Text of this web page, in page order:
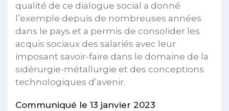
qualité de ce dialogue social a donné
l’exemple depuis de nombreuses années
dans le pays et a permis de consolider les
acquis sociaux des salariés avec leur
imposant savoir-faire dans le domaine de la
sidérurgie-métallurgie et des conceptions
technologiques d’avenir.
Communiqué le 13 janvier 2023